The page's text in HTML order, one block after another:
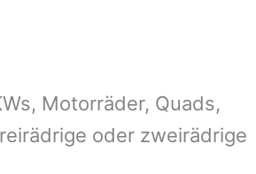
Motorräder, Quads,
oder zweirädrige